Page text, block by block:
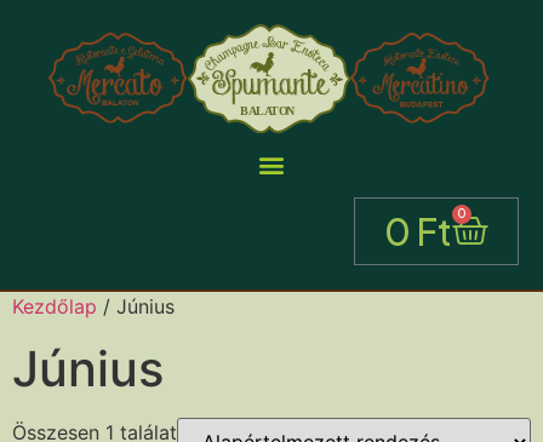
0 Ft 0
Kezdőlap / Június
Június
Összesen 1 találat